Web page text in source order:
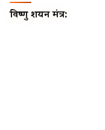
विष्णु शयन मंत्र: